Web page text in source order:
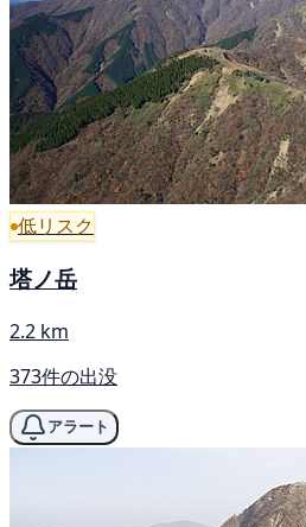
低リスク
塔ノ岳
2.2 km
373件の出没
アラート